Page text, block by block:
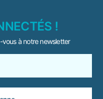
!
à notre newsletter